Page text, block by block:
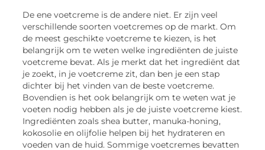
De ene voetcreme is de andere niet. Er zijn veel
verschillende soorten voetcremes op de markt. Om
de meest geschikte voetcreme te kiezen, is het
belangrijk om te weten welke ingrediënten de juiste
voetcreme bevat. Als je merkt dat het ingrediënt dat
je zoekt, in je voetcreme zit, dan ben je een stap
dichter bij het vinden van de beste voetcreme.
Bovendien is het ook belangrijk om te weten wat je
voeten nodig hebben als je de juiste voetcreme kiest.
Ingrediënten zoals shea butter, manuka-honing,
kokosolie en olijfolie helpen bij het hydrateren en
voeden van de huid. Sommige voetcremes bevatten